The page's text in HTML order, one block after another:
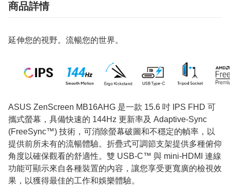
商品詳情
延伸您的視野。流暢您的世界。
ASUS ZenScreen MB16AHG 是一款 15.6 吋 IPS FHD 可
攜式螢幕，具備快速的 144Hz 更新率及 Adaptive-Sync
(FreeSync™) 技術，可消除螢幕破圖和不穩定的幀率，以
提供前所未有的流暢體驗。折疊式可調節支架提供多種俯仰
角度以確保觀看的舒適性。雙 USB-C™ 與 mini-HDMI 連線
功能可顯示來自各種裝置的內容，讓您享受更寬廣的檢視效
果，以獲得最佳的工作和娛樂體驗。